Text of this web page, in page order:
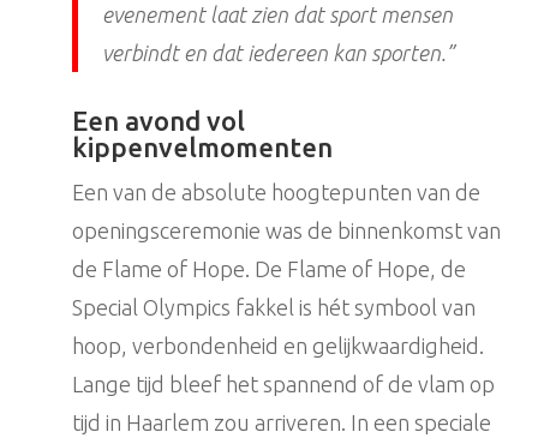
evenement laat zien dat sport mensen
verbindt en dat iedereen kan sporten.”
Een avond vol
kippenvelmomenten
Een van de absolute hoogtepunten van de
openingsceremonie was de binnenkomst van
de Flame of Hope. De Flame of Hope, de
Special Olympics fakkel is hét symbool van
hoop, verbondenheid en gelijkwaardigheid.
Lange tijd bleef het spannend of de vlam op
tijd in Haarlem zou arriveren. In een speciale